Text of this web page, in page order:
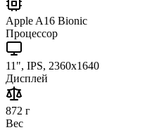
Apple A16 Bionic
Процессор
11", IPS, 2360x1640
Дисплей
872 г
Вес